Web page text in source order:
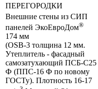
ПЕРЕГОРОДКИ
Внешние стены из СИП
панелей ЭкоЕвроДом®
174 мм
(OSB-3 толщина 12 мм.
Утеплитель - фасадный
самозатухающий ПСБ-С25
Ф (ППС-16 Ф по новому
ГОСТу). Плотность 16-17